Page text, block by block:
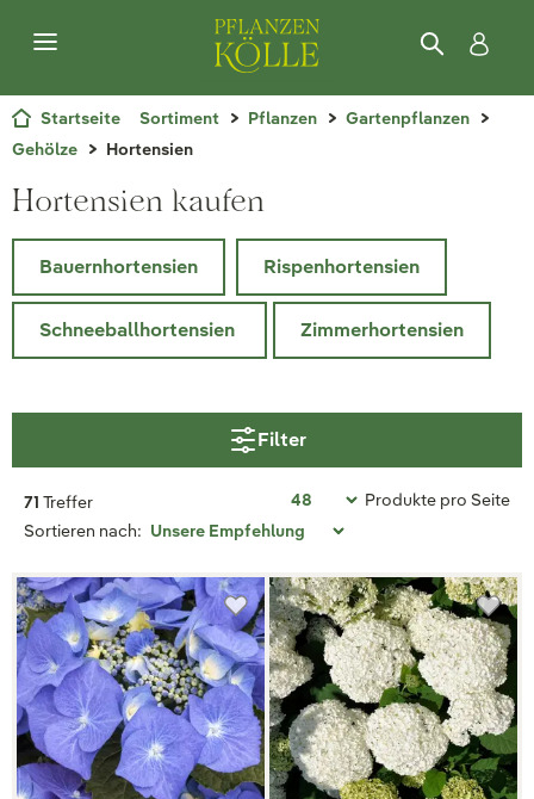
Startseite Sortiment Pflanzen
Gartenpflanzen
Gehölze
Hortensien
Hortensien kaufen
Bauernhortensien Rispenhortensien
Schneeballhortensien Zimmerhortensien
Filter
71 Treffer
Produkte pro Seite
Sortieren nach: